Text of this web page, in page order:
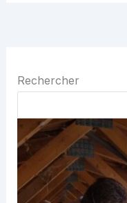
Rechercher